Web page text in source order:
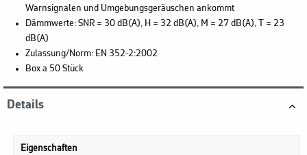
Warnsignalen und Umgebungsgeräuschen ankommt
Dämmwerte: SNR = 30 dB(A), H = 32 dB(A), M = 27 dB(A), T = 23
dB(A)
Zulassung/Norm: EN 352-2:2002
Box a 50 Stück
Details
Eigenschaften